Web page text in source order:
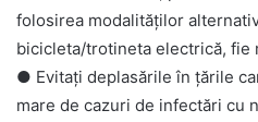
folosirea modalităților
bicicleta/trotineta electrică, fie
● Evitați deplasările în țările
mare de cazuri de infectări cu